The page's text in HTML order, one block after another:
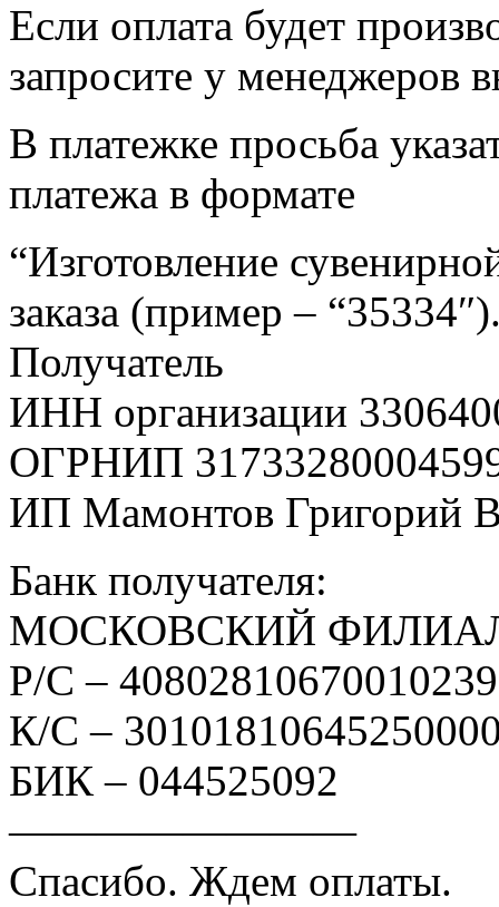
Если оплата будет
запросите у менеджеров
В платежке просьба
платежа в формате
“Изготовление
заказа (пример –
Получатель
ИНН организации
ОГРНИП
ИП Мамонтов Григорий
Банк получателя:
МОСКОВСКИЙ
Р/С –
К/С –
БИК – 044525092
————————
Спасибо. Ждем оплаты.